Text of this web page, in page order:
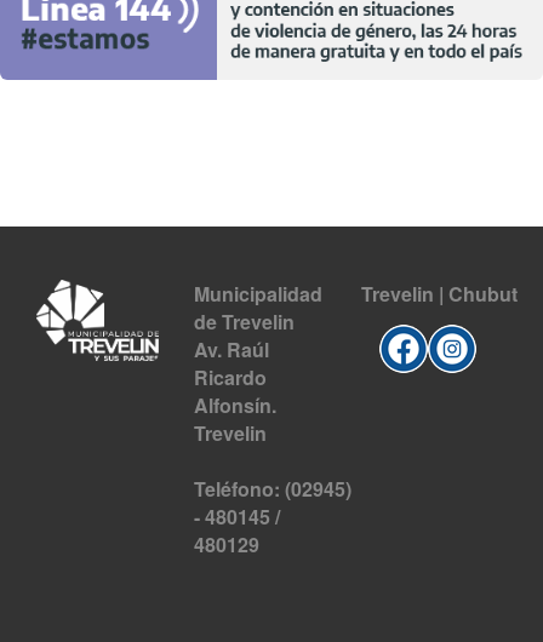
Municipalidad
de Trevelin
Av. Raúl
Ricardo
Alfonsín.
Trevelin
Teléfono: (02945)
- 480145 /
480129
Trevelin | Chubut